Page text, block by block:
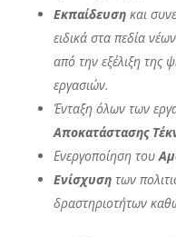
Εκπαίδευσηκαι
ειδικά στα πεδία
από την εξέλιξη της
εργασιών.
Ένταξη όλων των
Αποκατάστασης
Ενεργοποίηση του
Ενίσχυσητων
δραστηριοτήτων